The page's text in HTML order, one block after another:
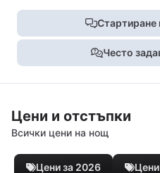
Стартиране
Често
Цени и отстъпки
Всички цени на нощ
Цени за 2026